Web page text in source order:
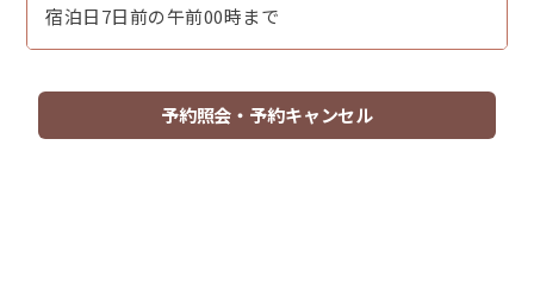
日帰り昼食のお客様のご入浴は、お一人様1,100円（税
込）にてご案内しております。
※事前申し込みのみの対応となっております。備考欄、も
しくはお電話で申し付けくださいませ。
宿泊日7日前の午前00時まで
予約照会・予約キャンセル